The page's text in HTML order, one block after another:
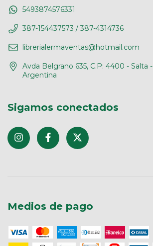
5493874576331
387-154437573 / 387-4314736
librerialermaventas@hotmail.com
Avda Belgrano 635, C.P: 4400 - Salta
Argentina
Sigamos conectados
Medios de pago